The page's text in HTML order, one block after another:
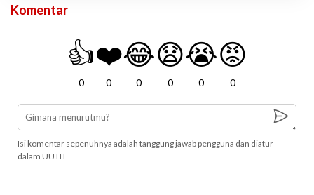
Komentar
👍
0
❤️
0
😂
0
😧
0
😭
0
😡
0
Isi komentar sepenuhnya adalah tanggung jawab pengguna dan diatur
dalam UU ITE